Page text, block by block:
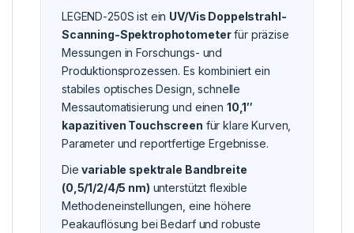
LEGEND-250S ist ein UV/Vis Doppelstrahl-
Scanning-Spektrophotometerfür präzise
Messungen in Forschungs- und
Produktionsprozessen. Es kombiniert ein
stabiles optisches Design, schnelle
Messautomatisierung und einen 10,1″
kapazitiven Touchscreen für klare Kurven,
Parameter und reportfertige Ergebnisse.
Dievariable spektrale Bandbreite
(0,5/1/2/4/5 nm) unterstützt flexible
Methodeneinstellungen, eine höhere
Peakauflösung bei Bedarf und robuste